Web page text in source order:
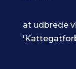
at udbrede